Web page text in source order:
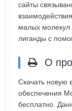
сайты
малых молекул
лиганды с
О
Скачать новую
обеспечения
бесплатно.